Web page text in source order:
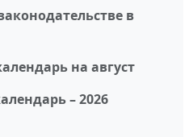
в
на август
– 2026